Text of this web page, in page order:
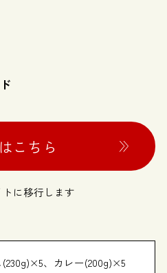
こちら
に移行します
(230g)×5、カレー(200g)×5